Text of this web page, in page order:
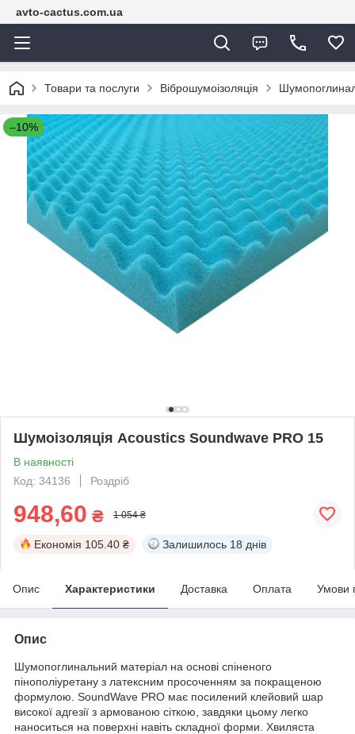
avto-cactus.com.ua
Товари та послуги Віброшумоізоляція
–10%
Шумоізоляція Acoustics Soundwave PRO 15
В наявності
Код: 34136
Роздріб
948,60 ₴ 1 054 ₴
Економія 105.40 ₴ Залишилось 18 днів
Опис Характеристики Доставка Оплата Умови
Опис
Шумопоглинальний матеріал на основі спіненого
пінополіуретану з латексним просоченням за покращеною
формулою. SoundWave PRO має посилений клейовий шар
високої адгезії з армованою сіткою, завдяки цьому легко
наноситься на поверхні навіть складної форми. Хвиляста